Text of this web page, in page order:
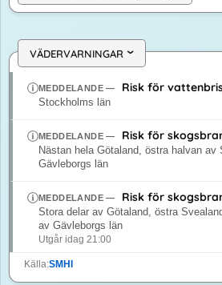
VÄDERVARNINGAR ›
MEDDELANDE — Risk för
Stockholms län
MEDDELANDE — Risk för
Nästan hela Götaland, östra halvan av
Gävleborgs län
MEDDELANDE — Risk för
Stora delar av Götaland, östra
av Gävleborgs län
Utgår idag 21:00
Källa:SMHI